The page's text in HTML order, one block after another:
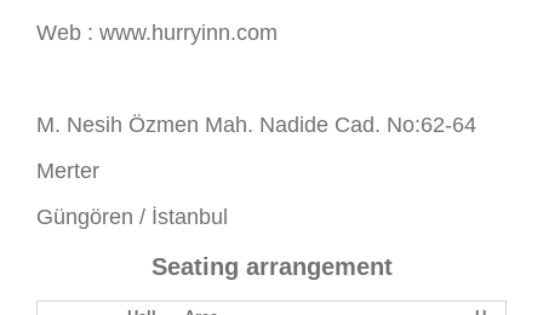
Web : www.hurryinn.com
M. Nesih Özmen Mah. Nadide Cad. No:62-64
Merter
Güngören / İstanbul
Seating arrangement